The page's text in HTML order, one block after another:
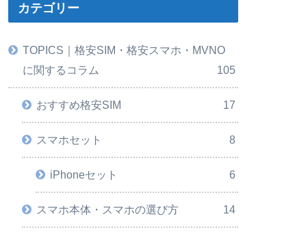
カテゴリー
TOPICS｜格安SIM・格安スマホ・MVNO
に関するコラム
105
おすすめ格安SIM 17
スマホセット 8
iPhoneセット 6
スマホ本体・スマホの選び方 14